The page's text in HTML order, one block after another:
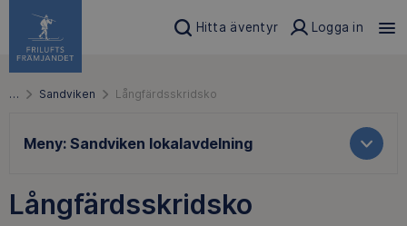
Hitta äventyr Logga in
… Sandviken Långfärdsskridsko
Meny: Sandviken lokalavdelning
Långfärdsskridsko